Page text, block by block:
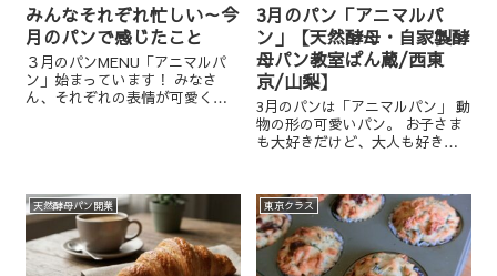
みんなそれぞれ忙しい～今
月のパンで感じたこと
３月のパンMENU「アニマルパ
ン」始まっています！ みなさ
ん、それぞれの表情が可愛く
3月のパン「アニマルパ
ン」【天然酵母・自家製酵
母パン教室ぱん蔵/西東
京/山梨】
3月のパンは「アニマルパン」 動
物の形の可愛いパン。 お子さま
も大好きだけど、大人も好き。
難しくないお菓子パンの生地で
すが、 動物の形を作っていくの
が面白...
天然酵母パン開業 東京クラス